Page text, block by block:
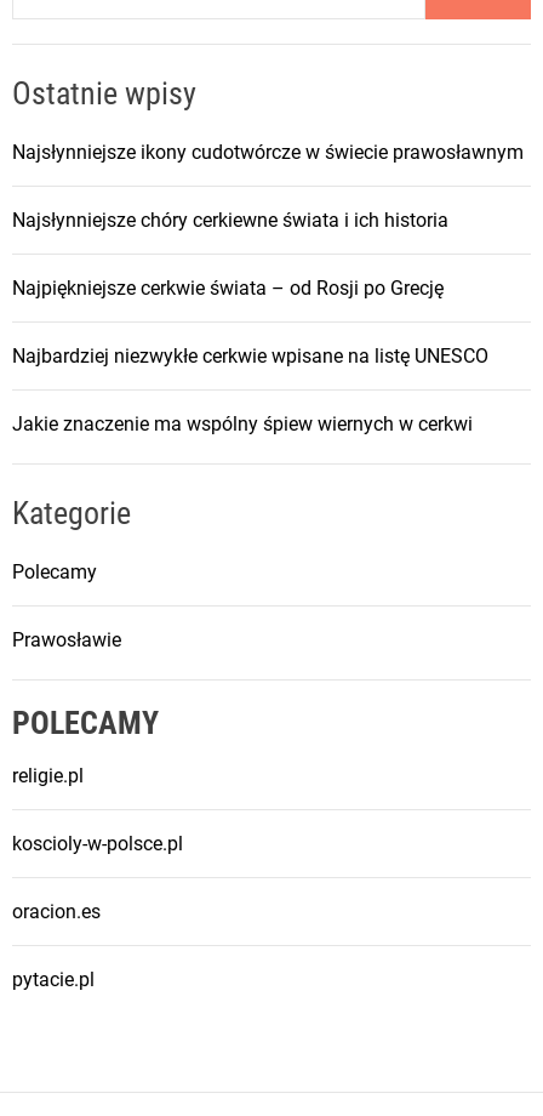
Ostatnie wpisy
Najsłynniejsze ikony cudotwórcze w świecie prawosławnym
Najsłynniejsze chóry cerkiewne świata i ich historia
Najpiękniejsze cerkwie świata – od Rosji po Grecję
Najbardziej niezwykłe cerkwie wpisane na listę UNESCO
Jakie znaczenie ma wspólny śpiew wiernych w cerkwi
Kategorie
Polecamy
Prawosławie
POLECAMY
religie.pl
koscioly-w-polsce.pl
oracion.es
pytacie.pl